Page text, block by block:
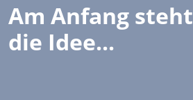
Am Anfang steht
die Idee...